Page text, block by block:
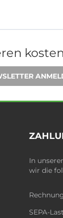
In
wir die
SEPA-